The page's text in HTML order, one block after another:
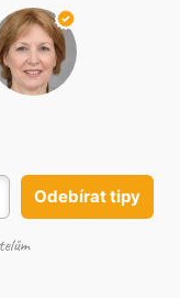
Odebírat tipy